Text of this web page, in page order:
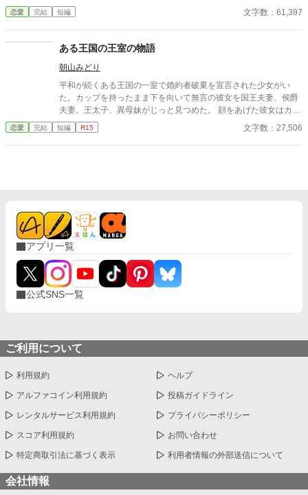
たらしく、他の人は何も知らない。 婚約破棄したことを報告す
ると大騒ぎになり、私の協力によって領地が繁栄していたことを
と頼み込んでくるけど、婚約する気はありません。
恋愛 完結 短編 文字数：61,397
ある王国の王室の物語
朝山みどり
平和が続くある王国の一室で婚約者破棄を宣言された少女がい
た。カップを持ったまま下を向いて無言の彼女を国王夫妻、侯爵
夫妻、王太子、異母妹がじっと見つめた。 顔をあげた彼女はカッ
プを皿に置くと、レモンパイに手を伸ばすと皿に取った。 それか
ら 「承知しました」とだけ言った。 ゆっくりレモンパイを食べる
恋愛 完結 短編 R15 文字数：27,506
アプリ一覧
公式SNS一覧
ご利用について
利用規約 ヘルプ
アルファコイン利用規約 投稿ガイドライン
レンタルサービス利用規約 プライバシーポリシー
スコア利用規約 お問い合わせ
特定商取引法に基づく表示 利用者情報の外部送信について
会社情報